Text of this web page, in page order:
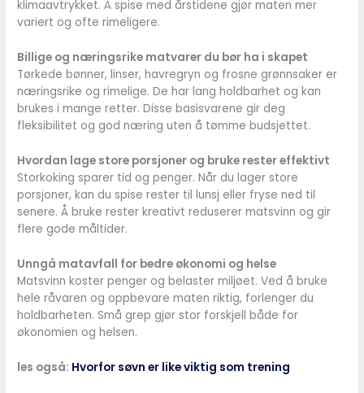
klimaavtrykket. Å spise med årstidene gjør maten mer
variert og ofte rimeligere.
Billige og næringsrike matvarer du bør ha i skapet
Tørkede bønner, linser, havregryn og frosne grønnsaker er
næringsrike og rimelige. De har lang holdbarhet og kan
brukes i mange retter. Disse basisvarene gir deg
fleksibilitet og god næring uten å tømme budsjettet.
Hvordan lage store porsjoner og bruke rester effektivt
Storkoking sparer tid og penger. Når du lager store
porsjoner, kan du spise rester til lunsj eller fryse ned til
senere. Å bruke rester kreativt reduserer matsvinn og gir
flere gode måltider.
Unngå matavfall for bedre økonomi og helse
Matsvinn koster penger og belaster miljøet. Ved å bruke
hele råvaren og oppbevare maten riktig, forlenger du
holdbarheten. Små grep gjør stor forskjell både for
økonomien og helsen.
les også: Hvorfor søvn er like viktig som trening